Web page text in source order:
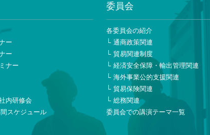
ー
ー
ナー
内研修会
スケジュール
委員会
各委員会の紹介
通商政策関連
貿易関連制度
経済安全保障・輸出管理関連
海外事業公的支援関連
貿易保険関連
総務関連
委員会での講演テーマ一覧